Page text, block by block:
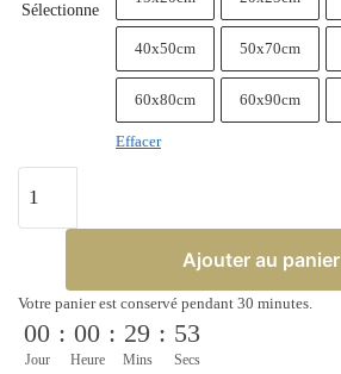
Sélectionne
40x50cm 50x70cm
60x80cm 60x90cm
Effacer
Ajouter au panier
Votre panier est conservé pendant 30 minutes.
00
Jour
: 00
Heure
: 29
Mins
: 53
Secs